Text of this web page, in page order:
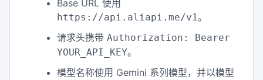
Base URL 使用
https://api.aliapi.me/v1。
请求头携带 Authorization: Bearer
YOUR_API_KEY。
模型名称使用 Gemini 系列模型，并以模型